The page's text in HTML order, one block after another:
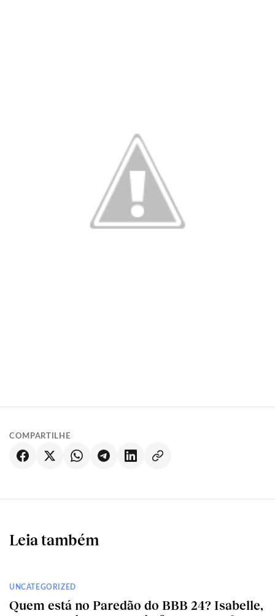
COMPARTILHE
Leia também
UNCATEGORIZED
Quem está no Paredão do BBB 24? Isabelle,